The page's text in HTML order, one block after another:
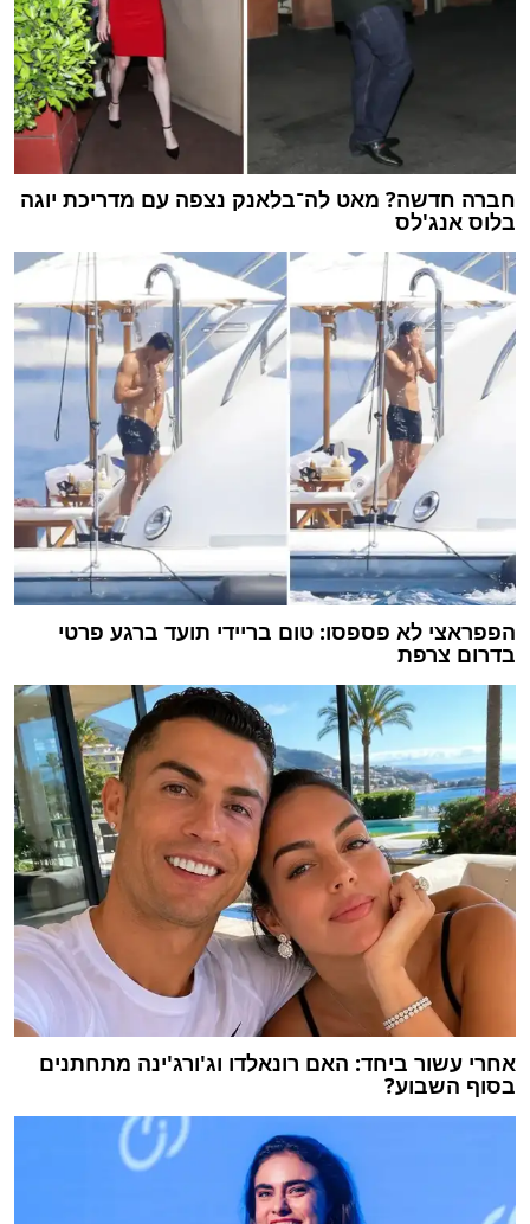
חברה חדשה? מאט לה־בלאנק נצפה עם מדריכת יוגה
בלוס אנג'לס
הפפראצי לא פספסו: טום בריידי תועד ברגע פרטי
בדרום צרפת
אחרי עשור ביחד: האם רונאלדו וג'ורג'ינה מתחתנים
בסוף השבוע?